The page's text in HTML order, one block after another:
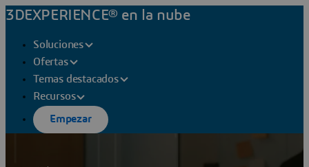
3DEXPERIENCE® en la nube
Soluciones
Ofertas
Temas destacados
Recursos
Empezar